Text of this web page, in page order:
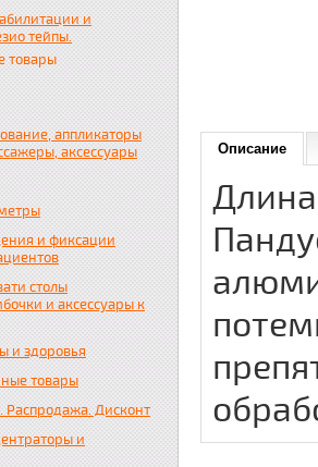
и
тейпы.
товары
аппликаторы
аксессуары
и фиксации
столы
и аксессуары к
и здоровья
товары
Распродажа. Дисконт
и
Описание